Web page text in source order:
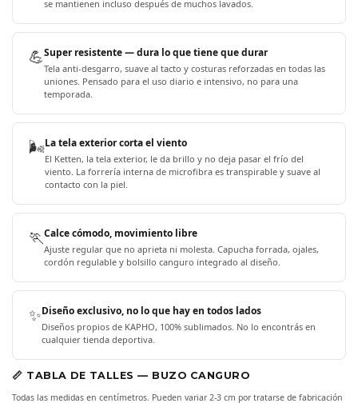
se mantienen incluso después de muchos lavados.
💪Super resistente — dura lo que tiene que durar
Tela anti-desgarro, suave al tacto y costuras reforzadas en todas las
uniones. Pensado para el uso diario e intensivo, no para una
temporada.
🌬️La tela exterior corta el viento
El Ketten, la tela exterior, le da brillo y no deja pasar el frío del
viento. La forrería interna de microfibra es transpirable y suave al
contacto con la piel.
🏃Calce cómodo, movimiento libre
Ajuste regular que no aprieta ni molesta. Capucha forrada, ojales,
cordón regulable y bolsillo canguro integrado al diseño.
✨Diseño exclusivo, no lo que hay en todos lados
Diseños propios de KAPHO, 100% sublimados. No lo encontrás en
cualquier tienda deportiva.
📏 TABLA DE TALLES — BUZO CANGURO
Todas las medidas en centímetros. Pueden variar 2-3 cm por tratarse de fabricación